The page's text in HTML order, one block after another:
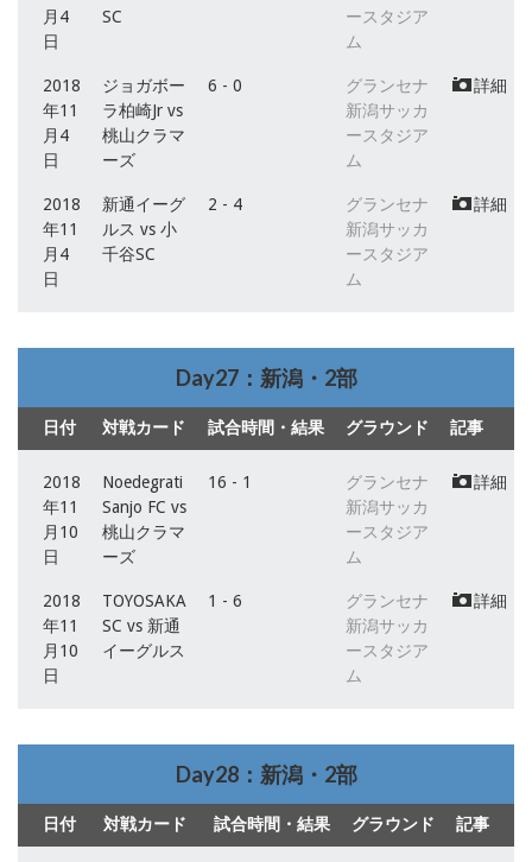
月4
日
SC
ースタジア
ム
2018
年11
月4
日
ジョガボー
ラ柏崎Jr vs
桃山クラマ
ーズ
6 - 0
グランセナ
新潟サッカ
ースタジア
ム
詳細
2018
年11
月4
日
新通イーグ
ルス vs 小
千谷SC
2 - 4
グランセナ
新潟サッカ
ースタジア
ム
詳細
Day27：新潟・2部
日付 対戦カード 試合時間・結果 グラウンド 記事
2018
年11
月10
日
Noedegrati
Sanjo FC vs
桃山クラマ
ーズ
16 - 1
グランセナ
新潟サッカ
ースタジア
ム
詳細
2018
年11
月10
日
TOYOSAKA
SC vs 新通
イーグルス
1 - 6
グランセナ
新潟サッカ
ースタジア
ム
詳細
Day28：新潟・2部
日付 対戦カード 試合時間・結果 グラウンド 記事